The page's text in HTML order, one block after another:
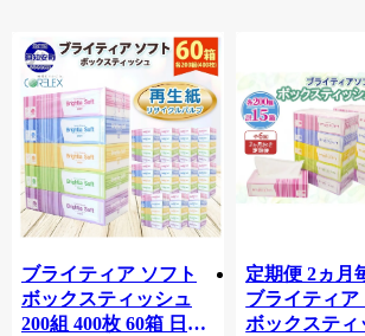
ブライティア ソフト
ボックスティッシュ
200組 400枚 60箱 日本
定期便 2ヵ月
ブライティア
ボックスティ